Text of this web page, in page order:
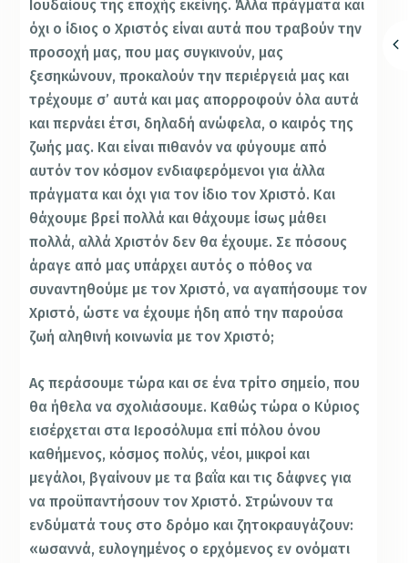
Ιουδαίους της εποχής εκείνης. Άλλα πράγματα και
όχι ο ίδιος ο Χριστός είναι αυτά που τραβούν την
προσοχή μας, που μας συγκινούν, μας
ξεσηκώνουν, προκαλούν την περιέργειά μας και
τρέχουμε σ’ αυτά και μας απορροφούν όλα αυτά
και περνάει έτσι, δηλαδή ανώφελα, ο καιρός της
ζωής μας. Και είναι πιθανόν να φύγουμε από
αυτόν τον κόσμον ενδιαφερόμενοι για άλλα
πράγματα και όχι για τον ίδιο τον Χριστό. Και
θάχουμε βρεί πολλά και θάχουμε ίσως μάθει
πολλά, αλλά Χριστόν δεν θα έχουμε. Σε πόσους
άραγε από μας υπάρχει αυτός ο πόθος να
συναντηθούμε με τον Χριστό, να αγαπήσουμε τον
Χριστό, ώστε να έχουμε ήδη από την παρούσα
ζωή αληθινή κοινωνία με τον Χριστό;
Ας περάσουμε τώρα και σε ένα τρίτο σημείο, που
θα ήθελα να σχολιάσουμε. Καθώς τώρα ο Κύριος
εισέρχεται στα Ιεροσόλυμα επί πόλου όνου
καθήμενος, κόσμος πολύς, νέοι, μικροί και
μεγάλοι, βγαίνουν με τα βαΐα και τις δάφνες για
να προϋπαντήσουν τον Χριστό. Στρώνουν τα
ενδύματά τους στο δρόμο και ζητοκραυγάζουν:
«ωσαννά, ευλογημένος ο ερχόμενος εν ονόματι